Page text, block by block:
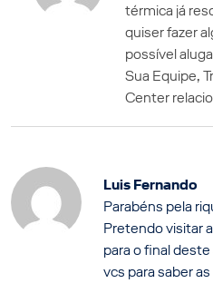
térmica já
quiser fazer
possível
Sua Equipe,
Center
Luis Fernando
Parabéns pela
Pretendo visitar
para o final
vcs para saber